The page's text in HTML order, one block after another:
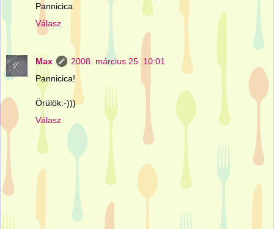
Pannicica
Válasz
Max
2008. március 25. 10:01
Pannicica!
Örülök:-)))
Válasz